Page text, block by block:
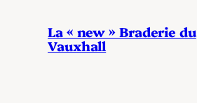
La « new » Braderie du
Vauxhall